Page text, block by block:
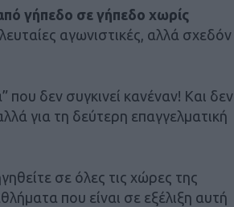
γήπεδο σε γήπεδο χωρίς
αγωνιστικές, αλλά σχεδόν
που δεν συγκινεί κανέναν! Και δεν
για τη δεύτερη επαγγελματική
σε όλες τις χώρες της
που είναι σε εξέλιξη αυτή